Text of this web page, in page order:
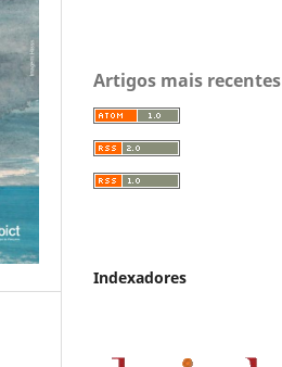
Artigos mais recentes
Indexadores